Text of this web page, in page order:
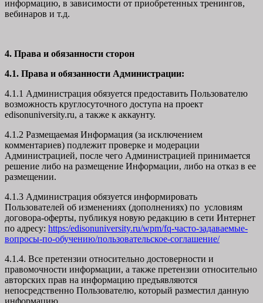
информацию, в зависимости от приобретенных тренингов,
вебинаров и т.д.
4. Права и обязанности сторон
4.1. Права и обязанности Администрации:
4.1.1 Администрация обязуется предоставить Пользователю
возможность круглосуточного доступа на проект
edisonuniversity.ru, а также к аккаунту.
4.1.2 Размещаемая Информация (за исключением
комментариев) подлежит проверке и модерации
Администрацией, после чего Администрацией принимается
решение либо на размещение Информации, либо на отказ в ее
размещении.
4.1.3 Администрация обязуется информировать
Пользователей об изменениях (дополнениях) по условиям
договора-оферты, публикуя новую редакцию в сети Интернет
по адресу: https:/edisonuniversity.ru/wpm/fq-часто-задаваемые-
вопросы-по-обучению/пользовательское-соглашение/
4.1.4. Все претензии относительно достоверности и
правомочности информации, а также претензии относительно
авторских прав на информацию предъявляются
непосредственно Пользователю, который разместил данную
информацию.